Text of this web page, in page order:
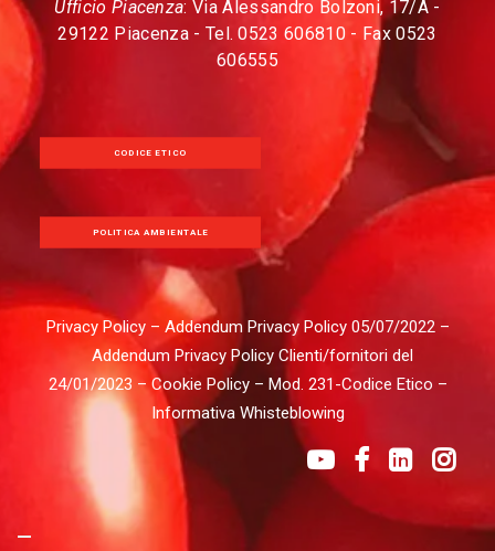
Ufficio Piacenza: Via Alessandro Bolzoni, 17/A -
29122 Piacenza - Tel. 0523 606810 - Fax 0523
606555
CODICE ETICO
POLITICA AMBIENTALE
Privacy Policy– Addendum Privacy Policy 05/07/2022–
Addendum Privacy Policy Clienti/fornitori del
24/01/2023 – Cookie Policy– Mod. 231-Codice Etico –
Informativa Whisteblowing